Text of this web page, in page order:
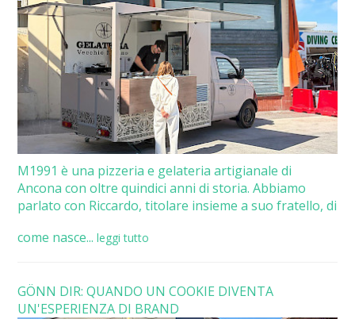
M1991 è una pizzeria e gelateria artigianale di
Ancona con oltre quindici anni di storia. Abbiamo
parlato con Riccardo, titolare insieme a suo fratello, di
come nasce... leggi tutto
GÖNN DIR: QUANDO UN COOKIE DIVENTA
UN'ESPERIENZA DI BRAND